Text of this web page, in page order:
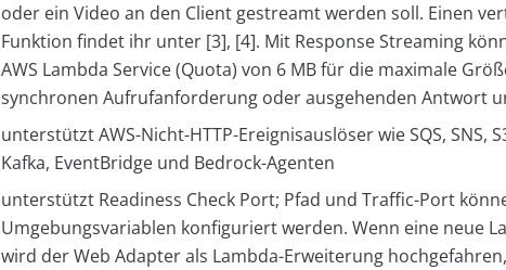
oder ein Video an den Client gestreamt werden soll. Einen
Funktion findet ihr unter [3], [4]. Mit Response Streaming
AWS Lambda Service (Quota) von 6 MB für die maximale
synchronen Aufrufanforderung oder ausgehenden Antwort
unterstützt AWS-Nicht-HTTP-Ereignisauslöser wie SQS, SNS,
Kafka, EventBridge und Bedrock-Agenten
unterstützt Readiness Check Port; Pfad und Traffic-Port
Umgebungsvariablen konfiguriert werden. Wenn eine neue
wird der Web Adapter als Lambda-Erweiterung